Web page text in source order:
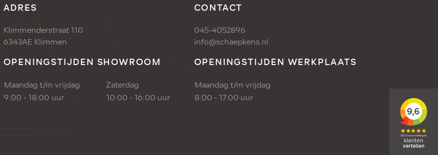
ADRES
Klimmenderstraat 110
6343AE Klimmen
CONTACT
045-4052896
info@schaepkens.nl
OPENINGSTIJDEN SHOWROOM
Maandag t/m vrijdag
Zaterdag
9:00 - 18:00 uur
10:00 - 16:00 uur
OPENINGSTIJDEN WERKPLAATS
Maandag t/m vrijdag
8:00 - 17:00 uur